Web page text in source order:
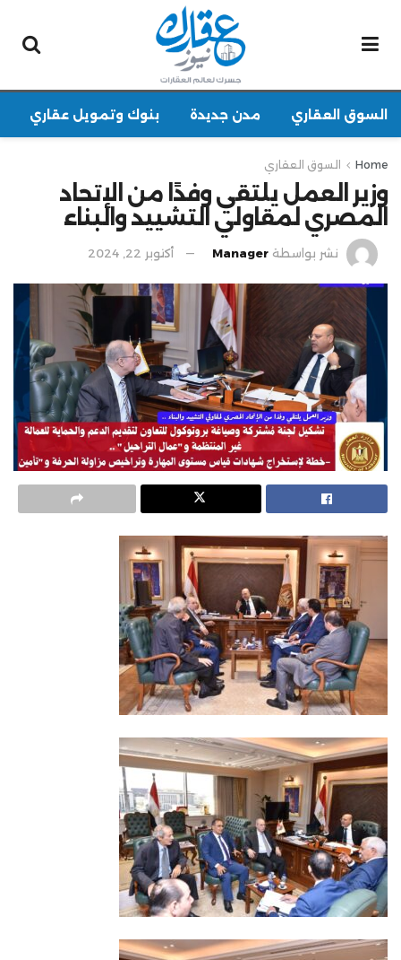
السوق العقاري مدن جديدة بنوك وتمويل عقاري
Home السوق العقاري
وزير العمل يلتقي وفدًا من الإتحاد
المصري لمقاولي التشييد والبناء
نشر بواسطة Manager أكتوبر 22, 2024